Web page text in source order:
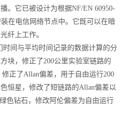
。它已被设计为根据NF/EN 60950-
装在电信网络节点中。它既可以在暗
纤上工作。
时间与平均时间记录的数据计算的分
块，修正了200公里实验室链路的
正了Allan偏差，用于 自由运行200
恒星，修改了短链路的Allan偏差以
色钻石，修改阿伦偏差为自由运行